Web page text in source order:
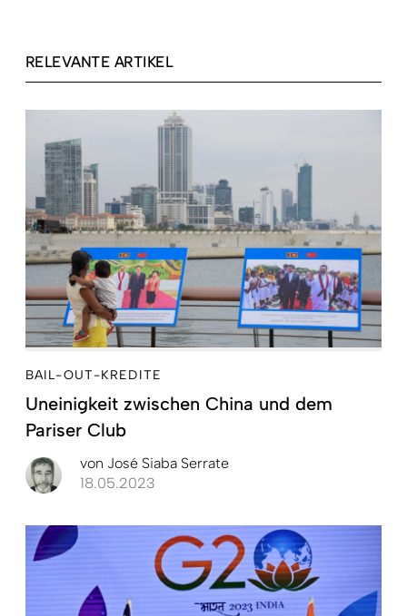
RELEVANTE ARTIKEL
BAIL-OUT-KREDITE
Uneinigkeit zwischen China und dem
Pariser Club
von José Siaba Serrate
18.05.2023